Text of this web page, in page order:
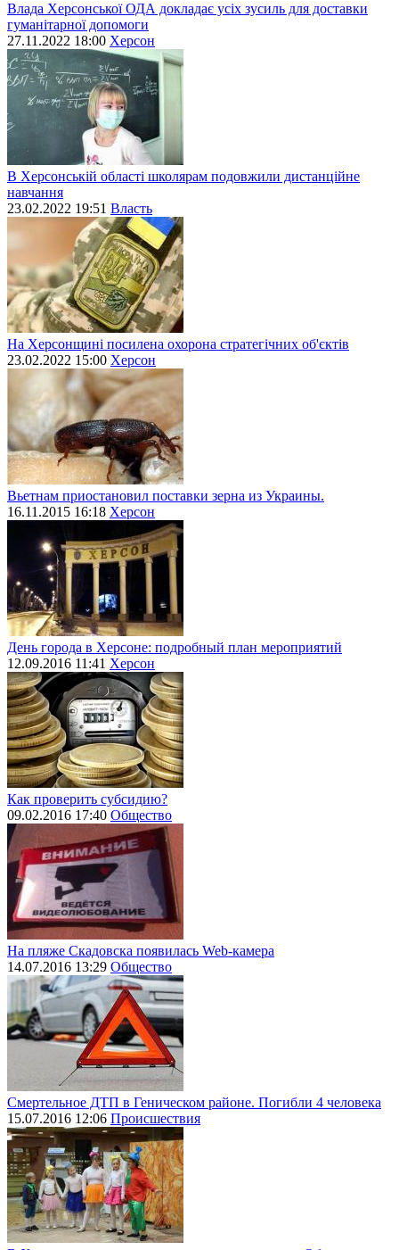
Влада Херсонської ОДА докладає усіх зусиль для доставки
гуманітарної допомоги
27.11.2022 18:00 Херсон
В Херсонській області школярам подовжили дистанційне
навчання
23.02.2022 19:51 Власть
На Херсонщині посилена охорона стратегічних об'єктів
23.02.2022 15:00 Херсон
Вьетнам приостановил поставки зерна из Украины.
16.11.2015 16:18 Херсон
День города в Херсоне: подробный план мероприятий
12.09.2016 11:41 Херсон
Как проверить субсидию?
09.02.2016 17:40 Общество
На пляже Скадовска появилась Web-камера
14.07.2016 13:29 Общество
Смертельное ДТП в Геническом районе. Погибли 4 человека
15.07.2016 12:06 Происшествия